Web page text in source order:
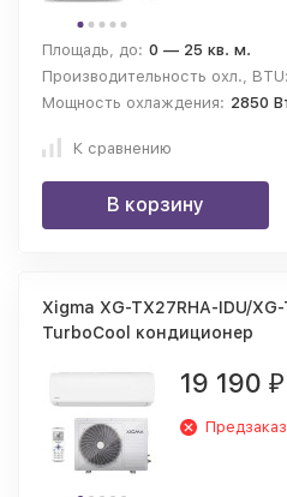
Площадь, до: 0 — 25 кв. м.
Производительность охл., BTU:
Мощность охлаждения: 2850
К сравнению
В корзину
Xigma XG-TX27RHA-IDU/
TurboCool кондиционер
19 190 ₽
Предзаказ